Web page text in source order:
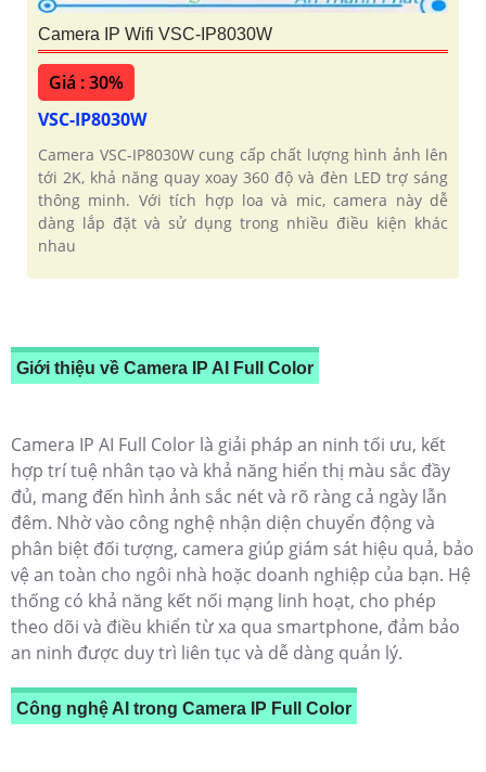
Camera IP Wifi VSC-IP8030W
Giá : 30%
VSC-IP8030W
Camera VSC-IP8030W cung cấp chất lượng hình ảnh lên
tới 2K, khả năng quay xoay 360 độ và đèn LED trợ sáng
thông minh. Với tích hợp loa và mic, camera này dễ
dàng lắp đặt và sử dụng trong nhiều điều kiện khác
nhau
Giới thiệu về Camera IP AI Full Color
Camera IP AI Full Color là giải pháp an ninh tối ưu, kết
hợp trí tuệ nhân tạo và khả năng hiển thị màu sắc đầy
đủ, mang đến hình ảnh sắc nét và rõ ràng cả ngày lẫn
đêm. Nhờ vào công nghệ nhận diện chuyển động và
phân biệt đối tượng, camera giúp giám sát hiệu quả, bảo
vệ an toàn cho ngôi nhà hoặc doanh nghiệp của bạn. Hệ
thống có khả năng kết nối mạng linh hoạt, cho phép
theo dõi và điều khiển từ xa qua smartphone, đảm bảo
an ninh được duy trì liên tục và dễ dàng quản lý.
Công nghệ AI trong Camera IP Full Color